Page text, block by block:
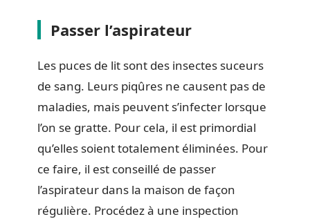
Passer l’aspirateur
Les puces de lit sont des insectes suceurs
de sang. Leurs piqûres ne causent pas de
maladies, mais peuvent s’infecter lorsque
l’on se gratte. Pour cela, il est primordial
qu’elles soient totalement éliminées. Pour
ce faire, il est conseillé de passer
l’aspirateur dans la maison de façon
régulière. Procédez à une inspection